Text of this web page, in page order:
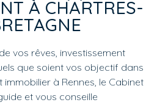
À CHARTRES-
vos rêves, investissement
que soient vos objectif dans
à Rennes, le Cabinet
et vous conseille